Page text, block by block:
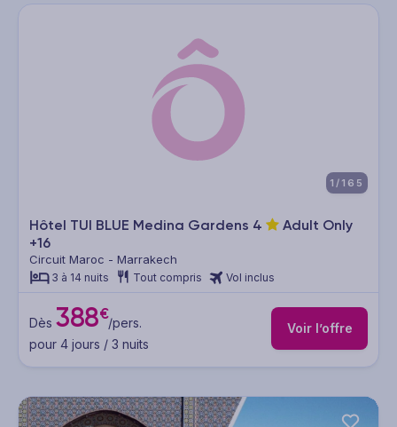
1/165
Hôtel TUI BLUE Medina Gardens 4
Adult Only
+16
Circuit Maroc - Marrakech
3 à 14 nuits Tout compris Vol inclus
Dès 388€/pers.
pour 4 jours / 3 nuits
Voir l’offre